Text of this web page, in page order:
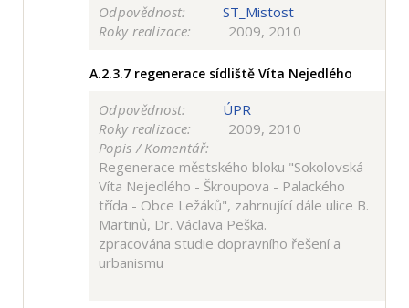
Odpovědnost:
ST_Mistost
Roky realizace:
2009, 2010
A.2.3.7 regenerace sídliště Víta Nejedlého
Odpovědnost:
ÚPR
Roky realizace:
2009, 2010
Popis / Komentář:
Regenerace městského bloku "Sokolovská -
Víta Nejedlého - Škroupova - Palackého
třída - Obce Ležáků", zahrnující dále ulice B.
Martinů, Dr. Václava Peška.
zpracována studie dopravního řešení a
urbanismu